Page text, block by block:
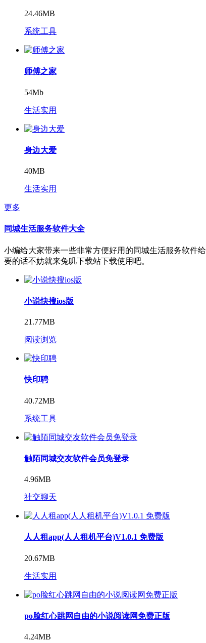
24.46MB
系统工具
师傅之家
54Mb
生活实用
身边大爱
40MB
生活实用
更多
同城生活服务软件大全
小编给大家带来一些非常方便好用的同城生活服务软件
要的话不妨就来兔叽下载站下载使用吧。
小说快搜ios版
21.77MB
阅读浏览
快印聘
40.72MB
系统工具
触陌同城交友软件会员免登录
4.96MB
社交聊天
人人租app(人人租机平台)V1.0.1 免费版
20.67MB
生活实用
po脸红心跳网自由的小说阅读网免费正版
4.24MB